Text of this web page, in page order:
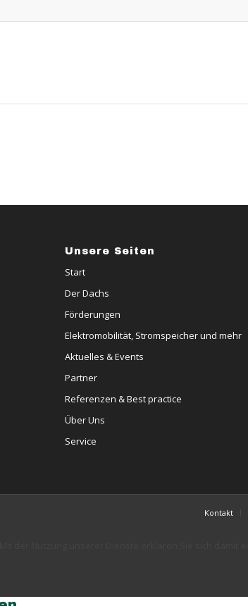
Unsere Seiten
Start
Der Dachs
Förderungen
Elektromobilität, Stromspeicher und mehr
Aktuelles & Events
Partner
Referenzen & Best practice
Über Uns
Service
Kontakt